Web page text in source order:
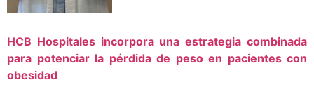
HCB Hospitales incorpora una estrategia combinada
para potenciar la pérdida de peso en pacientes con
obesidad